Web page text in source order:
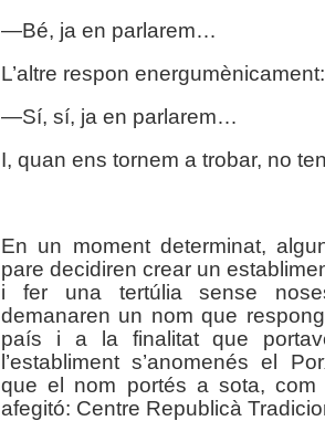
—Bé, ja en parlarem…
L’altre respon energumènicament:
—Sí, sí, ja en parlarem…
I, quan ens tornem a trobar, no
En un moment determinat,
pare decidiren crear un
i fer una tertúlia sense
demanaren un nom que
país i a la finalitat que
l’establiment s’anomenés el
que el nom portés a sota, com
afegitó: Centre Republicà